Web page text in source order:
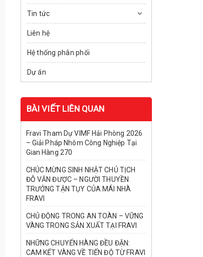
Tin tức
Liên hệ
Hệ thống phân phối
Dự án
BÀI VIẾT LIÊN QUAN
Fravi Tham Dự VIMF Hải Phòng 2026
– Giải Pháp Nhôm Công Nghiệp Tại
Gian Hàng 270
CHÚC MỪNG SINH NHẬT CHỦ TỊCH
ĐỖ VĂN ĐƯỢC – NGƯỜI THUYỀN
TRƯỞNG TẬN TỤY CỦA MÁI NHÀ
FRAVI
CHỦ ĐỘNG TRONG AN TOÀN – VỮNG
VÀNG TRONG SẢN XUẤT TẠI FRAVI
NHỮNG CHUYẾN HÀNG ĐỀU ĐẶN:
CAM KẾT VÀNG VỀ TIẾN ĐỘ TỪ FRAVI